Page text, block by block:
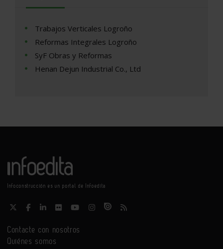
Trabajos Verticales Logroño
Reformas Integrales Logroño
SyF Obras y Reformas
Henan Dejun Industrial Co., Ltd
Infoconstrucción es un portal de Infoedita
Contacte con nosotros
Quiénes somos